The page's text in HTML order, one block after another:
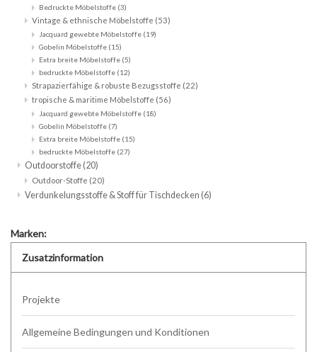
Bedruckte Möbelstoffe (3)
Vintage & ethnische Möbelstoffe (53)
Jacquard gewebte Möbelstoffe (19)
Gobelin Möbelstoffe (15)
Extra breite Möbelstoffe (5)
bedruckte Möbelstoffe (12)
Strapazierfähige & robuste Bezugsstoffe (22)
tropische & maritime Möbelstoffe (56)
Jacquard gewebte Möbelstoffe (18)
Gobelin Möbelstoffe (7)
Extra breite Möbelstoffe (15)
bedruckte Möbelstoffe (27)
Outdoorstoffe(20)
Outdoor-Stoffe (20)
Verdunkelungsstoffe & Stoff für Tischdecken (6)
Marken:
Zusatzinformation
Projekte
Allgemeine Bedingungen und Konditionen